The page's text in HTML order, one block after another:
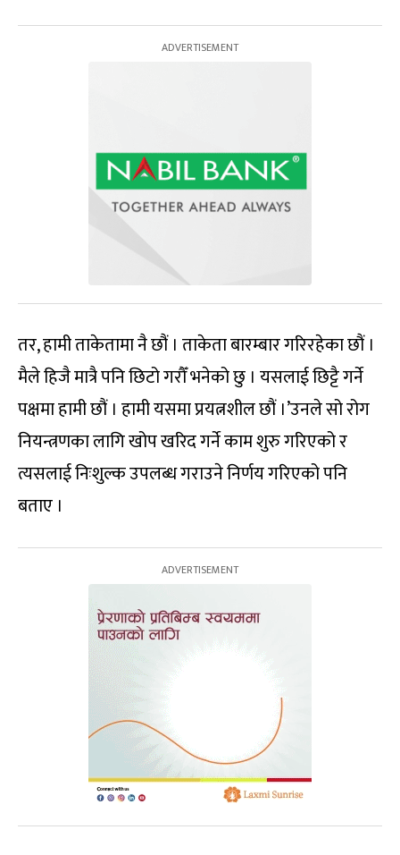
तर, हामी ताकेतामा नै छौं । ताकेता बारम्बार गरिरहेका छौं ।
मैले हिजै मात्रै पनि छिटो गरौँ भनेको छु । यसलाई छिट्टै गर्ने
पक्षमा हामी छौं । हामी यसमा प्रयत्नशील छौं ।’उनले सो रोग
नियन्त्रणका लागि खोप खरिद गर्ने काम शुरु गरिएको र
त्यसलाई निःशुल्क उपलब्ध गराउने निर्णय गरिएको पनि
बताए ।